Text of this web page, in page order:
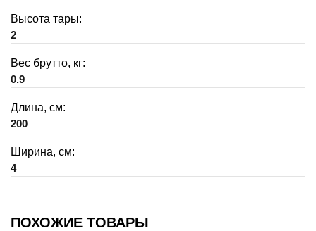
Высота тары:
2
Вес брутто, кг:
0.9
Длина, см:
200
Ширина, см:
4
ПОХОЖИЕ ТОВАРЫ